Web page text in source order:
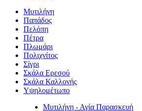
Μυτιλήνη
Παπάδος
Πελόπη
Πέτρα
Πλωμάρι
Πολιχνίτος
Σίγρι
Σκάλα Ερεσού
Σκάλα Καλλονής
Υψηλομέτωπο
Μυτιλήνη - Αγία Παρασκευή